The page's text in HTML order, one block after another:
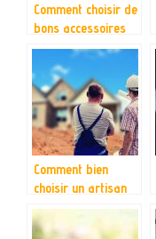
Comment choisir de
bons accessoires
de salle de bain ?
Comment bien
choisir un artisan
vitrier ?